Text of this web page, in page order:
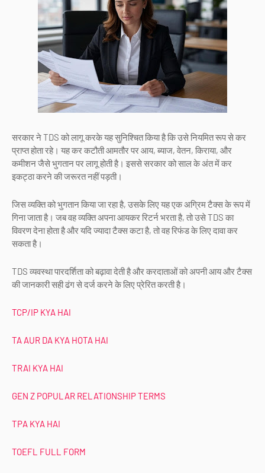
सरकार ने TDS को लागू करके यह सुनिश्चित किया है कि उसे नियमित रूप से कर
प्राप्त होता रहे। यह कर कटौती आमतौर पर आय, ब्याज, वेतन, किराया, और
कमीशन जैसे भुगतान पर लागू होती है। इससे सरकार को साल के अंत में कर
इकट्ठा करने की जरूरत नहीं पड़ती।
जिस व्यक्ति को भुगतान किया जा रहा है, उसके लिए यह एक अग्रिम टैक्स के रूप में
गिना जाता है। जब वह व्यक्ति अपना आयकर रिटर्न भरता है, तो उसे TDS का
विवरण देना होता है और यदि ज्यादा टैक्स कटा है, तो वह रिफंड के लिए दावा कर
सकता है।
TDS व्यवस्था पारदर्शिता को बढ़ावा देती है और करदाताओं को अपनी आय और टैक्स
की जानकारी सही ढंग से दर्ज करने के लिए प्रेरित करती है।
TCP/IP KYA HAI
TA AUR DA KYA HOTA HAI
TRAI KYA HAI
GEN Z POPULAR RELATIONSHIP TERMS
TPA KYA HAI
TOEFL FULL FORM